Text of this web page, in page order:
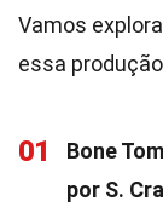
Vamos
essa
01
Bone
por S.